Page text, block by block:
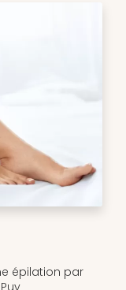
épilation par